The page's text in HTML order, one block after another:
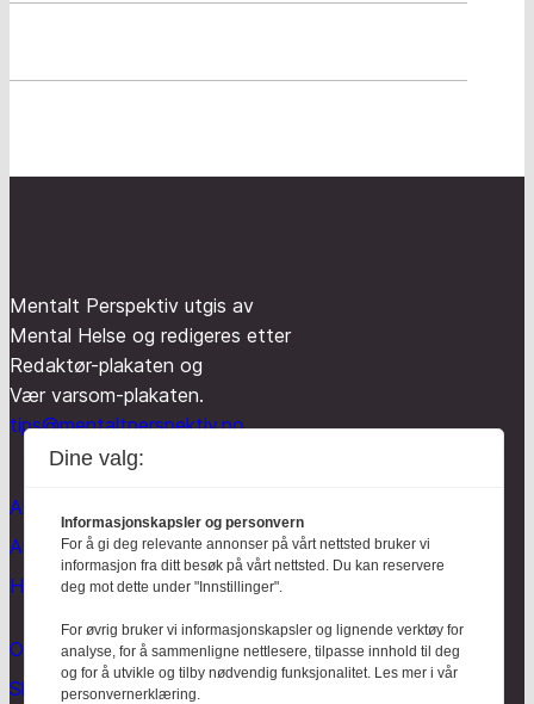
Mentalt Perspektiv utgis av
Mental Helse og redigeres etter
Redaktør-plakaten og
Vær varsom-plakaten.
tips@mentaltperspektiv.no
Aktuelt
Anmeldt
Hodebry
Om oss
Skrive for Hodebry
Dine valg:
Informasjonskapsler og personvern
For å gi deg relevante annonser på vårt nettsted bruker vi
informasjon fra ditt besøk på vårt nettsted. Du kan reservere
deg mot dette under "Innstillinger".
For øvrig bruker vi informasjonskapsler og lignende verktøy for
analyse, for å sammenligne nettlesere, tilpasse innhold til deg
og for å utvikle og tilby nødvendig funksjonalitet. Les mer i vår
personvernerklæring.